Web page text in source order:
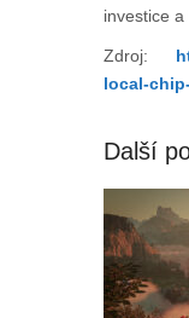
investice
Zdroj:
local-
Další